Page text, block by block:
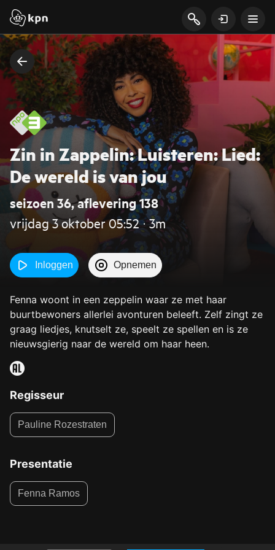
Zin in Zappelin: Luisteren: Lied:
De wereld is van jou
seizoen 36, aflevering 138
vrijdag 3 oktober 05:52 ‧ 3m
Inloggen Opnemen
Fenna woont in een zeppelin waar ze met haar
buurtbewoners allerlei avonturen beleeft. Zelf zingt ze
graag liedjes, knutselt ze, speelt ze spellen en is ze
nieuwsgierig naar de wereld om haar heen.
Regisseur
Pauline Rozestraten
Presentatie
Fenna Ramos